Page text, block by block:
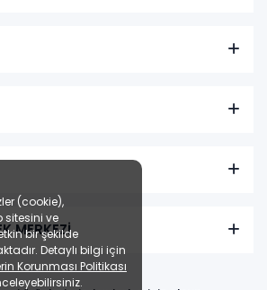
MERKEZİ
(cookie),
sitesini ve
bir şekilde
Detaylı bilgi için
Korunması Politikası